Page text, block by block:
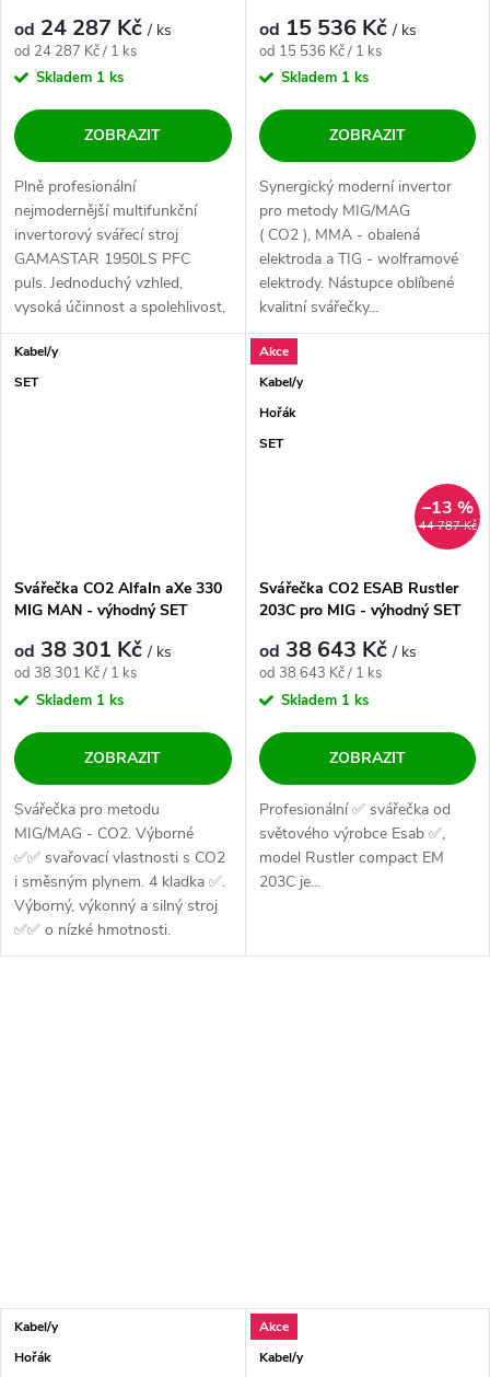
od 24 287 Kč/ ks
Měrná cena:
od 24 287 Kč / 1 ks
Skladem 1 ks
ZOBRAZIT
Plně profesionální
nejmodernější multifunkční
invertorový svářecí stroj
GAMASTAR 1950LS PFC
puls. Jednoduchý vzhled,
vysoká účinnost a spolehlivost,
to vše na kolečkách....
od 15 536 Kč/ ks
Měrná cena:
od 15 536 Kč / 1 ks
Skladem 1 ks
ZOBRAZIT
Synergický moderní invertor
pro metody MIG/MAG
( CO2 ), MMA - obalená
elektroda a TIG - wolframové
elektrody. Nástupce oblíbené
kvalitní svářečky...
Kabel/y
SET
Svářečka CO2 AlfaIn aXe 330
MIG MAN - výhodný SET
od 38 301 Kč/ ks
Měrná cena:
od 38 301 Kč / 1 ks
Skladem 1 ks
ZOBRAZIT
Svářečka pro metodu
MIG/MAG - CO2. Výborné
✅✅ svařovací vlastnosti s CO2
i směsným plynem. 4 kladka ✅.
Výborný, výkonný a silný stroj
✅✅ o nízké hmotnosti.
Vhodné...
Akce
Kabel/y
Hořák
SET
44 787 Kč
–13 %
Svářečka CO2 ESAB Rustler
203C pro MIG - výhodný SET
od 38 643 Kč/ ks
Měrná cena:
od 38 643 Kč / 1 ks
Skladem 1 ks
ZOBRAZIT
Profesionální ✅ svářečka od
světového výrobce Esab ✅,
model Rustler compact EM
203C je...
Kabel/y
Hořák
Akce
Kabel/y